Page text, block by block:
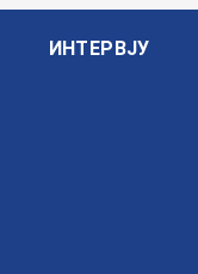
ИНТЕРВЈУ